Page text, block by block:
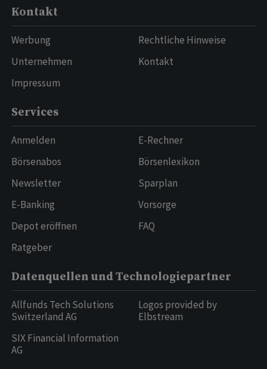
Kontakt
Werbung
Unternehmen
Impressum
Rechtliche Hinweise
Kontakt
Services
Anmelden
Börsenabos
Newsletter
E-Banking
Depot eröffnen
Ratgeber
E-Rechner
Börsenlexikon
Sparplan
Vorsorge
FAQ
Datenquellen und Technologiepartner
Allfunds Tech Solutions
Switzerland AG
SIX Financial Information
AG
Logos provided by
Elbstream